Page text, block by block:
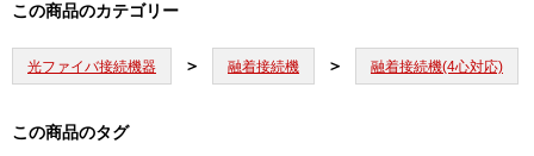
この商品のカテゴリー
光ファイバ接続機器 融着接続機 融着接続機(4心対応)
この商品のタグ